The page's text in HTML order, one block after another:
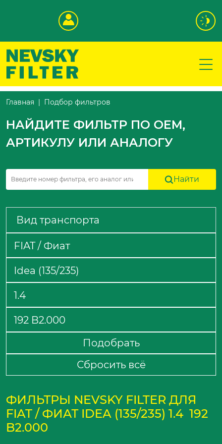
Главная Подбор фильтров
НАЙДИТЕ ФИЛЬТР ПО OEM,
АРТИКУЛУ ИЛИ АНАЛОГУ
Найти
Подобрать
Сбросить всё
ФИЛЬТРЫ NEVSKY FILTER ДЛЯ
FIAT / ФИАТ IDEA (135/235) 1.4 192
B2.000